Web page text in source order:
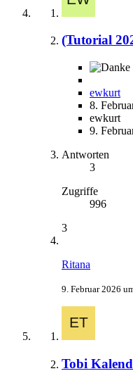
(Tutorial
ewkurt
8.
ewkurt
9.
Antworten
3
Zugriffe
996
3
Ritana
9. Februar 2026
Tobi